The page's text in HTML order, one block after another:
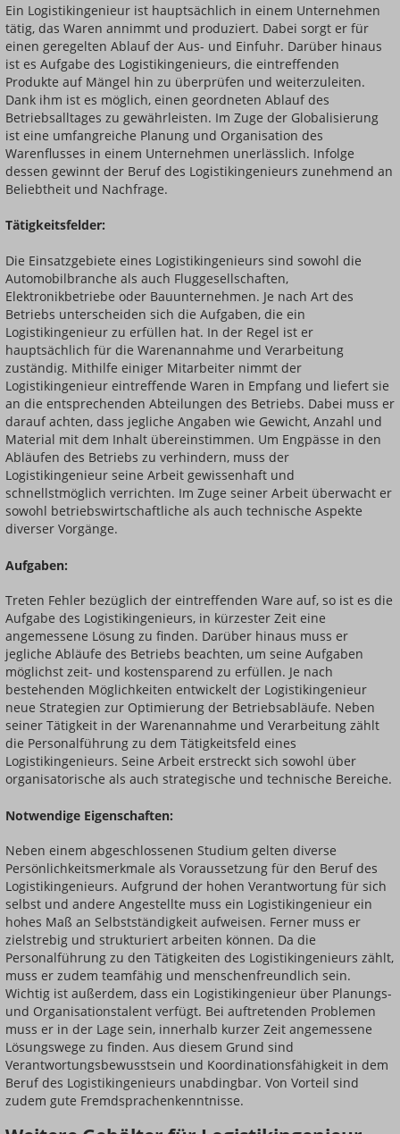
Ein Logistikingenieur ist hauptsächlich in einem Unternehmen
tätig, das Waren annimmt und produziert. Dabei sorgt er für
einen geregelten Ablauf der Aus- und Einfuhr. Darüber hinaus
ist es Aufgabe des Logistikingenieurs, die eintreffenden
Produkte auf Mängel hin zu überprüfen und weiterzuleiten.
Dank ihm ist es möglich, einen geordneten Ablauf des
Betriebsalltages zu gewährleisten. Im Zuge der Globalisierung
ist eine umfangreiche Planung und Organisation des
Warenflusses in einem Unternehmen unerlässlich. Infolge
dessen gewinnt der Beruf des Logistikingenieurs zunehmend an
Beliebtheit und Nachfrage.
Tätigkeitsfelder:
Die Einsatzgebiete eines Logistikingenieurs sind sowohl die
Automobilbranche als auch Fluggesellschaften,
Elektronikbetriebe oder Bauunternehmen. Je nach Art des
Betriebs unterscheiden sich die Aufgaben, die ein
Logistikingenieur zu erfüllen hat. In der Regel ist er
hauptsächlich für die Warenannahme und Verarbeitung
zuständig. Mithilfe einiger Mitarbeiter nimmt der
Logistikingenieur eintreffende Waren in Empfang und liefert sie
an die entsprechenden Abteilungen des Betriebs. Dabei muss er
darauf achten, dass jegliche Angaben wie Gewicht, Anzahl und
Material mit dem Inhalt übereinstimmen. Um Engpässe in den
Abläufen des Betriebs zu verhindern, muss der
Logistikingenieur seine Arbeit gewissenhaft und
schnellstmöglich verrichten. Im Zuge seiner Arbeit überwacht er
sowohl betriebswirtschaftliche als auch technische Aspekte
diverser Vorgänge.
Aufgaben:
Treten Fehler bezüglich der eintreffenden Ware auf, so ist es die
Aufgabe des Logistikingenieurs, in kürzester Zeit eine
angemessene Lösung zu finden. Darüber hinaus muss er
jegliche Abläufe des Betriebs beachten, um seine Aufgaben
möglichst zeit- und kostensparend zu erfüllen. Je nach
bestehenden Möglichkeiten entwickelt der Logistikingenieur
neue Strategien zur Optimierung der Betriebsabläufe. Neben
seiner Tätigkeit in der Warenannahme und Verarbeitung zählt
die Personalführung zu dem Tätigkeitsfeld eines
Logistikingenieurs. Seine Arbeit erstreckt sich sowohl über
organisatorische als auch strategische und technische Bereiche.
Notwendige Eigenschaften:
Neben einem abgeschlossenen Studium gelten diverse
Persönlichkeitsmerkmale als Voraussetzung für den Beruf des
Logistikingenieurs. Aufgrund der hohen Verantwortung für sich
selbst und andere Angestellte muss ein Logistikingenieur ein
hohes Maß an Selbstständigkeit aufweisen. Ferner muss er
zielstrebig und strukturiert arbeiten können. Da die
Personalführung zu den Tätigkeiten des Logistikingenieurs zählt,
muss er zudem teamfähig und menschenfreundlich sein.
Wichtig ist außerdem, dass ein Logistikingenieur über Planungs-
und Organisationstalent verfügt. Bei auftretenden Problemen
muss er in der Lage sein, innerhalb kurzer Zeit angemessene
Lösungswege zu finden. Aus diesem Grund sind
Verantwortungsbewusstsein und Koordinationsfähigkeit in dem
Beruf des Logistikingenieurs unabdingbar. Von Vorteil sind
zudem gute Fremdsprachenkenntnisse.